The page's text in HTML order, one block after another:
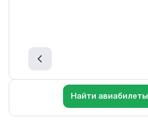
Найти авиабилеты